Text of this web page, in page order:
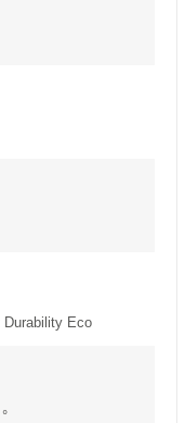
Durability Eco